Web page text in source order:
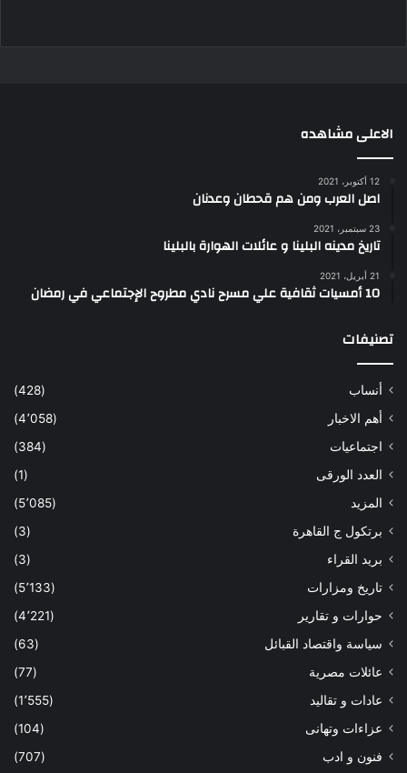
الاعلى مشاهده
12 أكتوبر، 2021
اصل العرب ومن هم قحطان وعدنان
23 سبتمبر، 2021
تاريخ مدينه البلينا و عائلات الهوارة بالبلينا
21 أبريل، 2021
10 أمسيات ثقافية علي مسرح نادي مطروح الإجتماعي في رمضان
تصنيفات
أنساب
(428)
أهم الاخبار
(4٬058)
اجتماعيات
(384)
العدد الورقى
(1)
المزيد
(5٬085)
برتكول ج القاهرة
(3)
بريد القراء
(3)
تاريخ ومزارات
(5٬133)
حوارات و تقارير
(4٬221)
سياسة واقتصاد القبائل
(63)
عائلات مصرية
(77)
عادات و تقاليد
(1٬555)
عزاءات وتهانى
(104)
فنون و ادب
(707)